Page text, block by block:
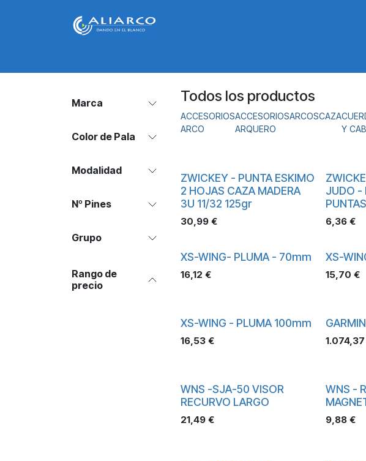
Marca
Color de Pala
Modalidad
Nº Pines
Grupo
Rango de
precio
Todos los productos
ACCESORIOS
ARCO
ACCESORIOS
ARQUERO
ARCOSCAZA
Y
ZWICKEY - PUNTA ESKIMO
2 HOJAS CAZA MADERA
3U 11/32 125gr
30,99 €
JUDO -
PUNTAS
6,36 €
XS-WING- PLUMA - 70mm
16,12 €
XS-
15,70 €
XS-WING - PLUMA 100mm
16,53 € 1.074,37
WNS -SJA-50 VISOR
RECURVO LARGO
21,49 €
WNS -
9,88 €